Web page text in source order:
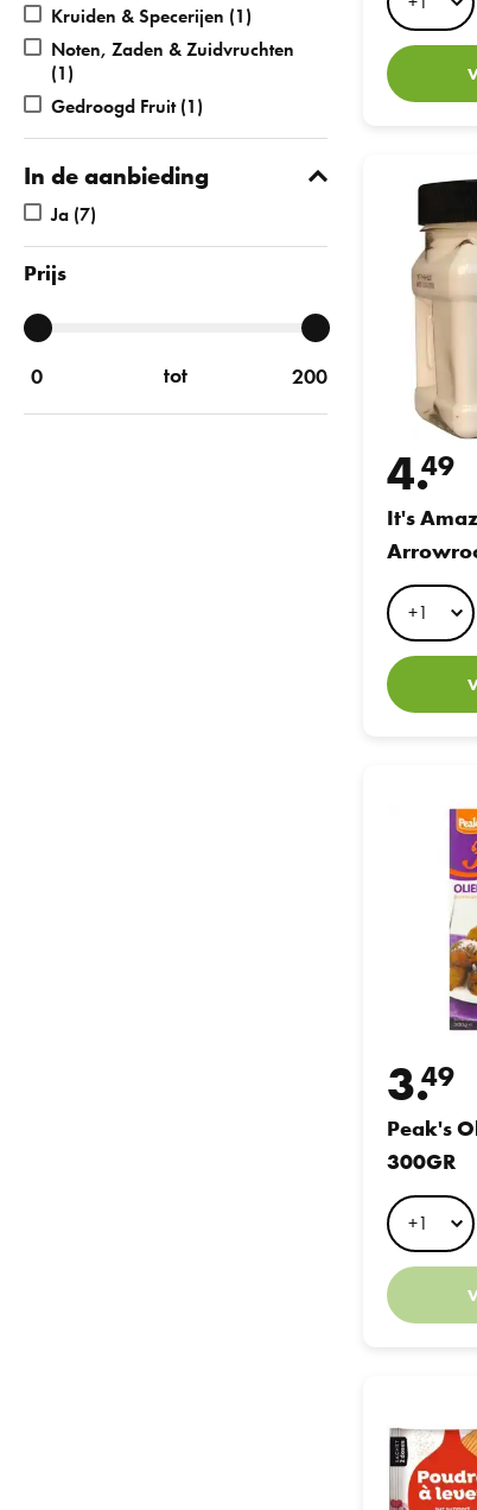
Kruiden & Specerijen (1)
Noten, Zaden & Zuidvruchten
(1)
Gedroogd Fruit(1)
In de aanbieding
Ja (7)
Prijs
tot
4.49
It's
130GR
3.49
Peak's
300GR